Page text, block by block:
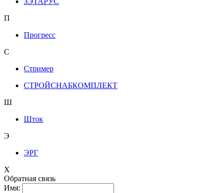
П
Прогресс
С
Стример
СТРОЙСНАБКОМПЛЕКТ
Ш
Шток
Э
ЭРГ
X
Обратная связь
Имя: